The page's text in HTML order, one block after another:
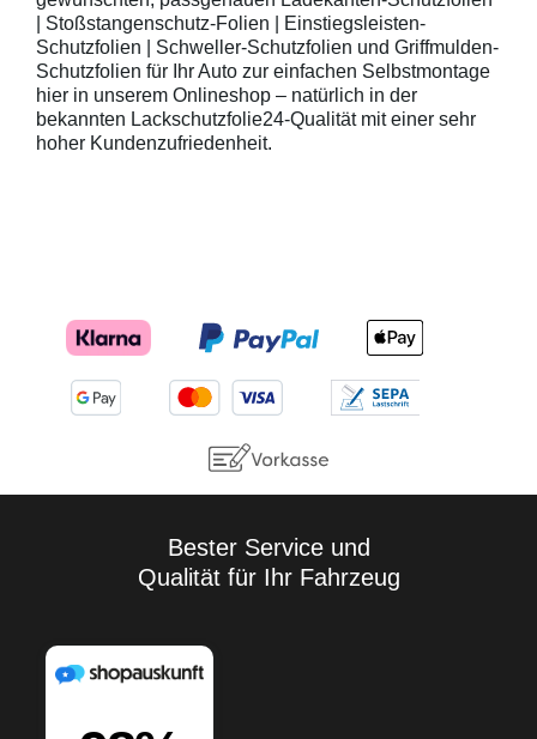
| Stoßstangenschutz-Folien | Einstiegsleisten-
Schutzfolien | Schweller-Schutzfolien und Griffmulden-
Schutzfolien für Ihr Auto zur einfachen Selbstmontage
hier in unserem Onlineshop – natürlich in der
bekannten Lackschutzfolie24-Qualität mit einer sehr
hoher Kundenzufriedenheit.
Bester Service und
Qualität für Ihr Fahrzeug